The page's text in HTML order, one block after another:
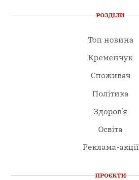
РОЗДІЛИ
Топ новина
Кременчук
Споживач
Політика
Здоров’я
Освіта
Реклама-акції
ПРОЄКТИ